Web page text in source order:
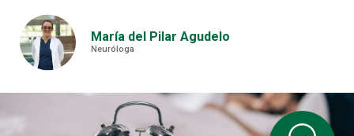
María del Pilar Agudelo
Neuróloga